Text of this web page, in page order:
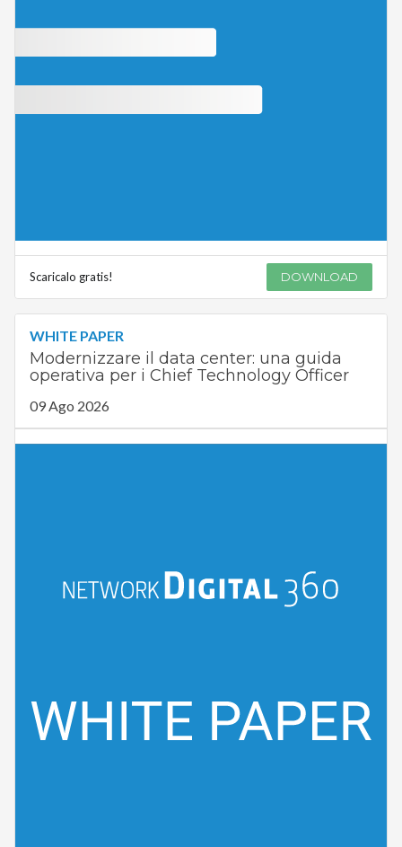
Scaricalo gratis! DOWNLOAD
WHITE PAPER
Modernizzare il data center: una guida
operativa per i Chief Technology Officer
09 Ago 2026